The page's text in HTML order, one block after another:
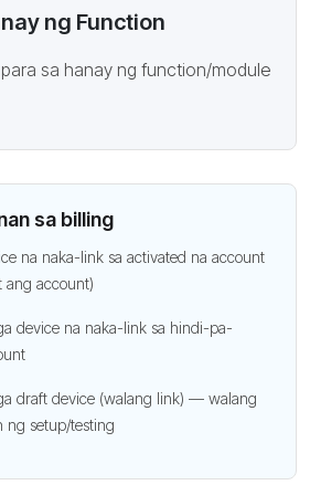
ng Function
sa hanay ng function/module
sa billing
na naka-link sa activated na account
ang account)
device na naka-link sa hindi-pa-
draft device (walang link) — walang
ng setup/testing